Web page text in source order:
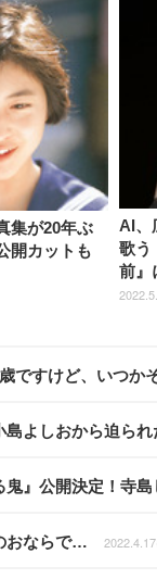
集が20年ぶ
開カットも
AI、
歌う
前』
ですけど、いつか
よしおから迫られ
』公開決定！寺
おならで…